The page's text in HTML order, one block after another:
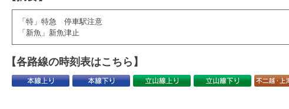
「特」特急 停車駅注意
「新魚」新魚津止
【各路線の時刻表はこちら】